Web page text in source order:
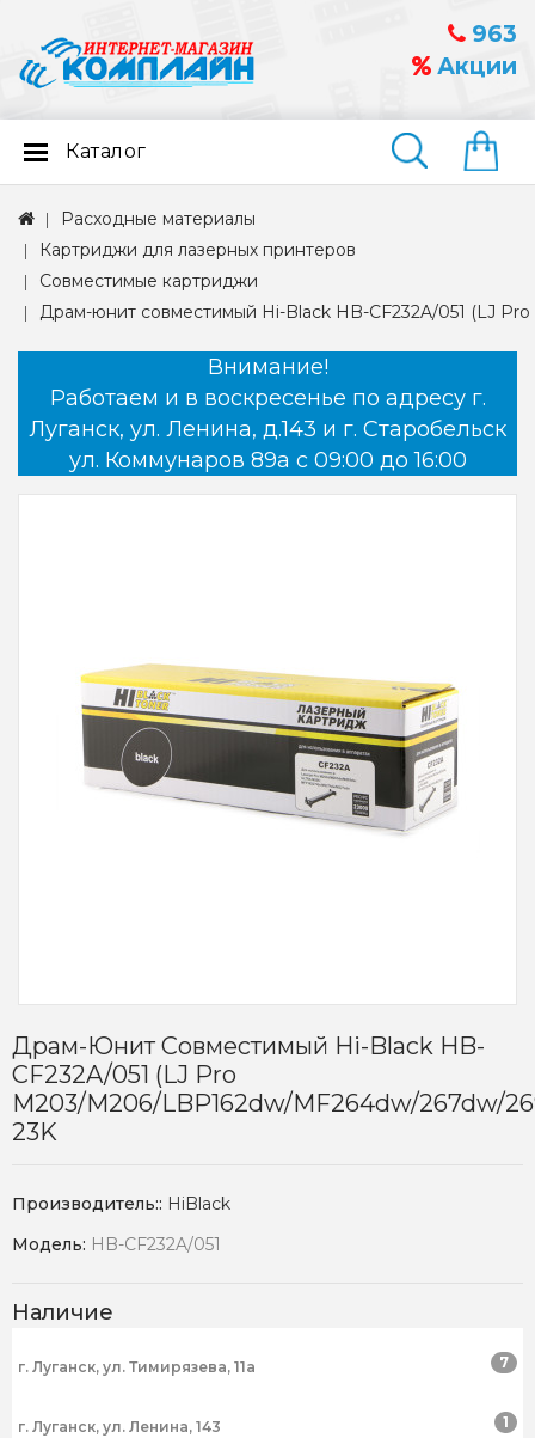
963
Акции
Найти
Каталог
Расходные материалы
Картриджи для лазерных принтеров
Совместимые картриджи
Драм-юнит совместимый Hi-Black HB-CF232A/051 (LJ
Внимание!
Работаем и в воскресенье по адресу г.
Луганск, ул. Ленина, д.143 и г. Старобельск
ул. Коммунаров 89а с 09:00 до 16:00
Драм-Юнит Совместимый Hi-Black HB-
CF232A/051 (LJ Pro
M203/M206/LBP162dw/MF264dw/267dw/
23K
Производитель:: HiBlack
Модель: HB-CF232A/051
Наличие
г. Луганск, ул. Тимирязева, 11а 7
г. Луганск, ул. Ленина, 143 1